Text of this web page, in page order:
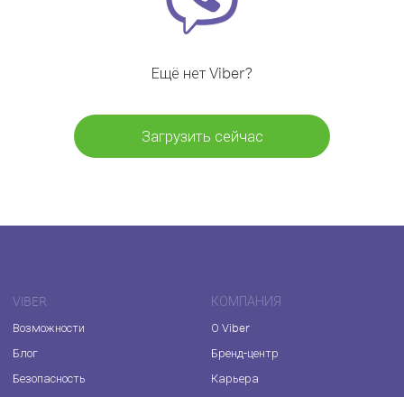
Ещё нет Viber?
Загрузить сейчас
VIBER
Возможности
Блог
Безопасность
КОМПАНИЯ
О Viber
Бренд-центр
Карьера